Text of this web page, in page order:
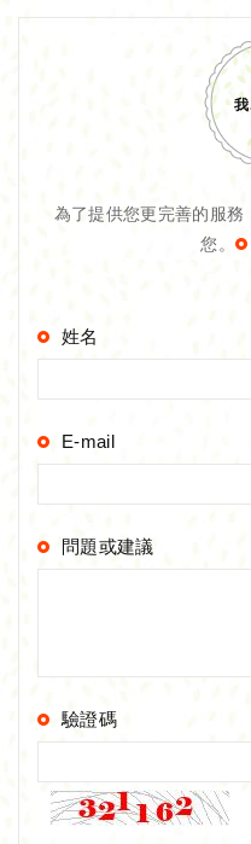
為了提供您更完善的服
您。
姓名
E-mail
問題或建議
驗證碼